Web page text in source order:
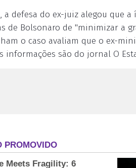
defesa do ex-juiz alegou que
de Bolsonaro de "minimizar a
o caso avaliam que o ex-
são do jornal O